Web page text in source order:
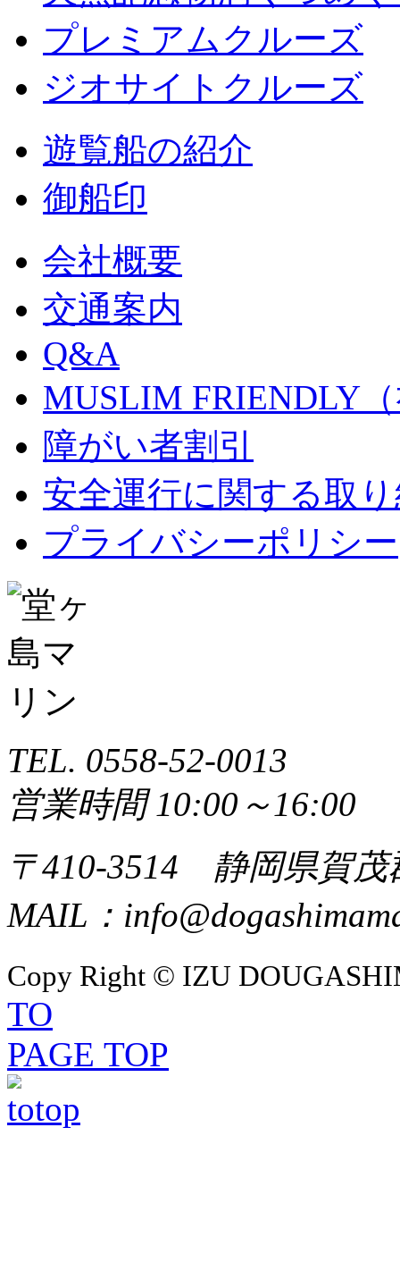
プレミアムクルーズ
ジオサイトクルーズ
遊覧船の紹介
御船印
会社概要
交通案内
Q&A
MUSLIM FRIENDLY
障がい者割引
安全運行に関する取
プライバシーポリシー
TEL. 0558-52-0013
営業時間 10:00～16:00
〒410-3514 静岡県賀茂
MAIL：
Copy Right © IZU
TO
PAGE TOP